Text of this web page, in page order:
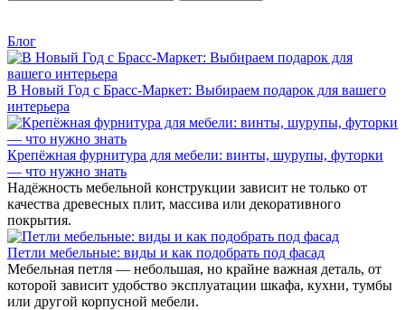
Блог
В Новый Год с Брасс-Маркет: Выбираем подарок для вашего
интерьера
Крепёжная фурнитура для мебели: винты, шурупы, футорки
— что нужно знать
Надёжность мебельной конструкции зависит не только от
качества древесных плит, массива или декоративного
покрытия.
Петли мебельные: виды и как подобрать под фасад
Мебельная петля — небольшая, но крайне важная деталь, от
которой зависит удобство эксплуатации шкафа, кухни, тумбы
или другой корпусной мебели.